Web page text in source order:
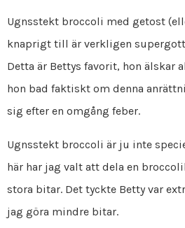
Ugnsstekt broccoli med getost
knaprigt till är verkligen
Detta är Bettys favorit, hon älskar
hon bad faktiskt om denna
sig efter en omgång feber.
Ugnsstekt broccoli är ju inte
här har jag valt att dela en
stora bitar. Det tyckte Betty var
jag göra mindre bitar.